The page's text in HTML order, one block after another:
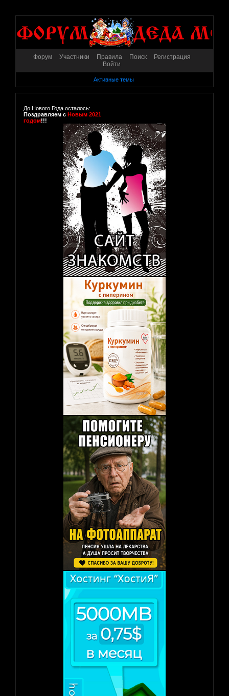
Форум Участники Правила Поиск
Регистрация
Войти
Активные темы
До Нового Года осталось:
Поздравляем с Новым 2021
годом!!!